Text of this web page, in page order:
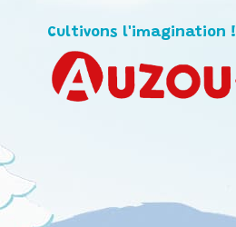
Cultivons l'imagination !